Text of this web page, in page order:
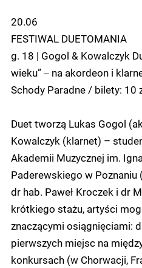
20.06
FESTIWAL DUETOMANIA
g. 18 | Gogol & Kowalczyk
wieku” ‒ na akordeon i
Schody Paradne / bilety: 10
Duet tworzą Lukas Gogol
Kowalczyk (klarnet) –
Akademii Muzycznej im.
Paderewskiego w Poznaniu
dr hab. Paweł Kroczek i dr
krótkiego stażu, artyści
znaczącymi osiągnięciami:
pierwszych miejsc na
konkursach (w Chorwacji,